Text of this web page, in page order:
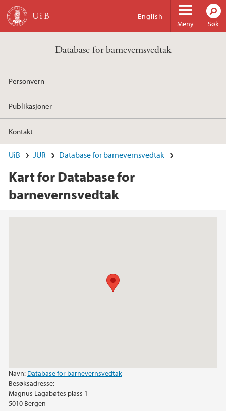
Hopp til hovedinnhold
Meny
English
Søk
Database for barnevernsvedtak
Personvern
Publikasjoner
Kontakt
UiB JUR Database for barnevernsvedtak
Kart for Database for
barnevernsvedtak
Navn: Database for barnevernsvedtak
Besøksadresse:
Magnus Lagabøtes plass 1
5010 Bergen